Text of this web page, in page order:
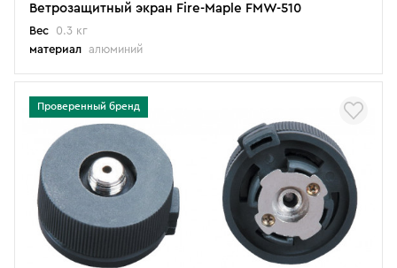
Ветрозащитный экран Fire-Maple FMW-510
Вес
0.3 кг
материал
алюминий
Проверенный бренд